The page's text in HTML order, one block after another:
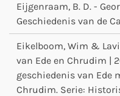
Eijgenraam, B. D. -
Geschiedenis van de
Eikelboom, Wim &
van Ede en Chrudim |
geschiedenis van Ede
Chrudim. Serie: